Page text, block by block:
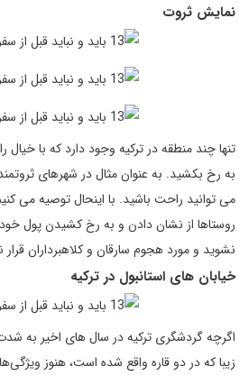
نمایش ثروت
تنها چند منطقه در ترکیه وجود دارد که با
به رخ بکشید. به عنوان مثال در شهرهای
می توانید راحت باشید. با اینحال توصیه می
روستاها از نشان دادن و به رخ کشیدن پول خود
نشوید و مورد هجوم سارقان و کلاهبرداران قرار
خیابان های استانبول در ترکیه
اگرچه گردشگری ترکیه در سال‌ های اخیر به
زیبا که در دو قاره واقع شده است، هنوز